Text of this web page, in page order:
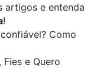
artigos e entenda
!
Como
e Quero